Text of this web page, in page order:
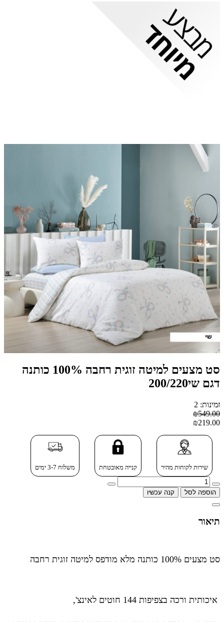
סט מצעים למיטה זוגית רחבה 100% כותנה
דגם שי200/220
זמינות: 2
₪549.00
₪219.00
שירות לקוחות מהיר קנייה מאובטחת משלוח 3-7 ימים
הוספה לסל קנה עכשיו
תיאור
סט מצעים 100% כותנה מלא מודפס למיטה זוגית רחבה
איכותית ורכה בצפיפות 144 חוטים לאינצ',